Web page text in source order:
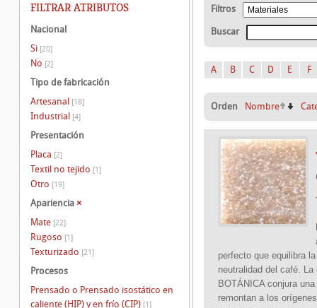
Filtros
Buscar
A B C D E F
Orden Nombre
perfecto que equilibra
neutralidad del café.
BOTÁNICA conjura
remontan a los
FILTRAR ATRIBUTOS
Nacional
Si [20]
No [2]
Tipo de fabricación
Artesanal [18]
Industrial [4]
Presentación
Placa [2]
Textil no tejido [1]
Otro [19]
Apariencia ×
Mate [22]
Rugoso [1]
Texturizado [21]
Procesos
Prensado o Prensado isostático en
caliente (HIP) y en frío (CIP) [1]